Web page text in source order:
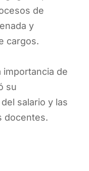
de
y
cargos.
importancia de
su
salario y las
docentes.